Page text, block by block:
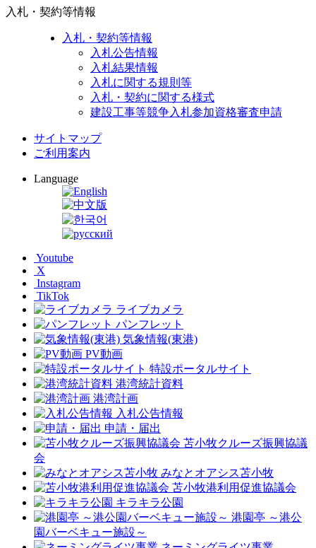
入札・契約等情報
入札・契約等情報
入札公告情報
入札結果情報
入札に関する規則等
入札・契約に関する様式
建設工事等競争入札参加資格審査申請
サイトマップ
ご利用案内
Language
Youtube
X
Instagram
TikTok
ライブカメラ
パンフレット
気象情報(東港)
PV動画
特設ポータルサイト
港湾統計資料
港湾計画
入札公告情報
申請・届出
苫小牧クルーズ振興協議
会
みなとオアシス苫小牧
苫小牧港利用促進協議会
キラキラ公園
港園亭 ～港公
園バーベキュー施設～